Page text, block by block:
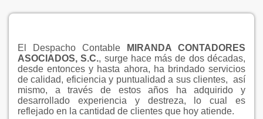
El Despacho Contable
MIRANDA CONTADORES
ASOCIADOS, S.C., surge hace más de dos décadas,
desde entonces y hasta ahora, ha brindado servicios
de calidad, eficiencia y puntualidad a sus clientes, así
mismo, a través de estos años ha adquirido y
desarrollado experiencia y destreza, lo cual es
reflejado en la cantidad de clientes que hoy atiende.